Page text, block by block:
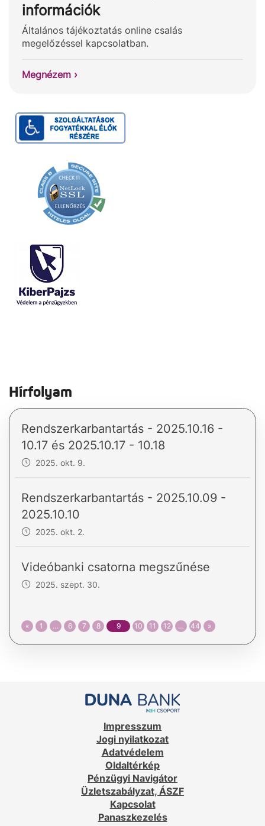
információk
Általános tájékoztatás online csalás
megelőzéssel kapcsolatban.
Megnézem ›
Hírfolyam
Rendszerkarbantartás - 2025.10.16 -
10.17 és 2025.10.17 - 10.18
2025. okt. 9.
Rendszerkarbantartás - 2025.10.09 -
2025.10.10
2025. okt. 2.
Videóbanki csatorna megszűnése
2025. szept. 30.
« 1 … 6 7 8 9 10 11 12 … 44 »
Impresszum
Jogi nyilatkozat
Adatvédelem
Oldaltérkép
Pénzügyi Navigátor
Üzletszabályzat, ÁSZF
Kapcsolat
Panaszkezelés